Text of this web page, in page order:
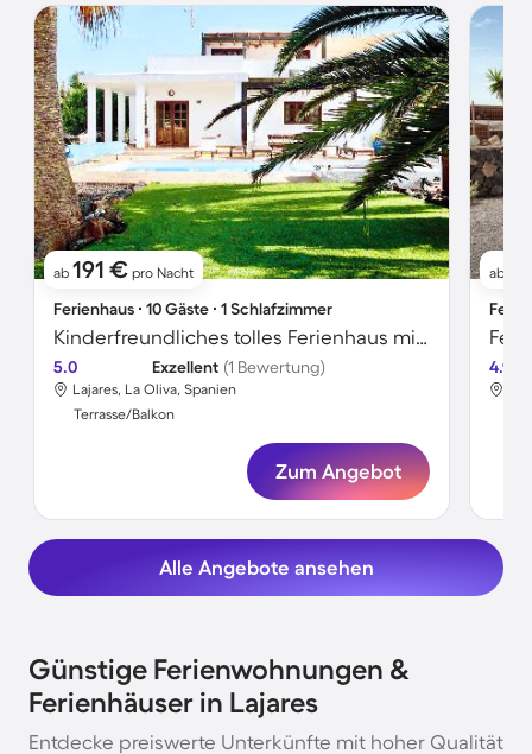
ab 191 € pro Nacht
Ferienhaus ∙ 10 Gäste ∙ 1 Schlafzimmer
Kinderfreundliches tolles Ferienhaus mit Garten, Grill und privatem Pool | Bergblick
5.0 Exzellent (1 Bewertung)
Lajares, La Oliva, Spanien
Terrasse/Balkon
Zum Angebot
ab
4.9
Alle Angebote ansehen
Günstige Ferienwohnungen &
Ferienhäuser in Lajares
Entdecke preiswerte Unterkünfte mit hoher Qualität